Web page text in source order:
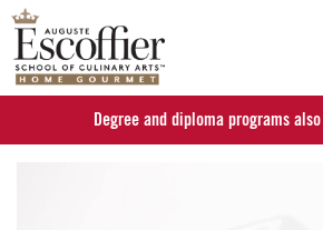
Degree and diploma programs